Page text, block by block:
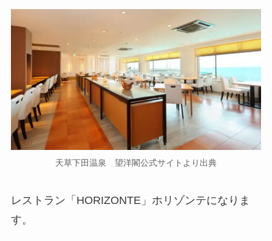
天草下田温泉 望洋閣公式サイトより出典
レストラン「HORIZONTE」ホリゾンテになりま
す。